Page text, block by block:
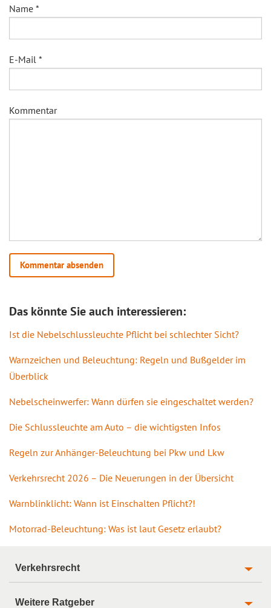
Name *
E-Mail *
Kommentar
Das könnte Sie auch interessieren:
Ist die Nebelschlussleuchte Pflicht bei schlechter Sicht?
Warnzeichen und Beleuchtung: Regeln und Bußgelder im
Überblick
Nebelscheinwerfer: Wann dürfen sie eingeschaltet werden?
Die Schlussleuchte am Auto – die wichtigsten Infos
Regeln zur Anhänger-Beleuchtung bei Pkw und Lkw
Verkehrsrecht 2026 – Die Neuerungen in der Übersicht
Warnblinklicht: Wann ist Einschalten Pflicht?!
Motorrad-Beleuchtung: Was ist laut Gesetz erlaubt?
Verkehrsrecht
Weitere Ratgeber